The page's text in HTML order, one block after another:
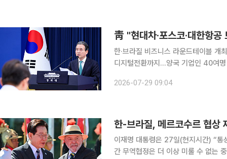
한·브라질 비즈니스 라운드테이블 개
디지털전환까지…양국 기업인 40여명 참석 현대자동차와 포스코, 대한항공 등 한국
2026-07-29 09:04
이재명 대통령은 27일(현지시간) “통
간 무역협정은 더 이상 미룰 수 없는